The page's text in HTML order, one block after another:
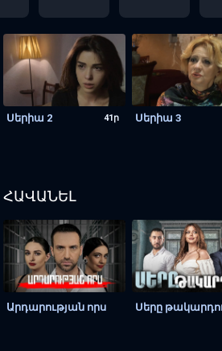
Սերիա 2 41ր Սերիա 3
ՀԱՎԱՆԵԼ
Արդարության որս Սերը